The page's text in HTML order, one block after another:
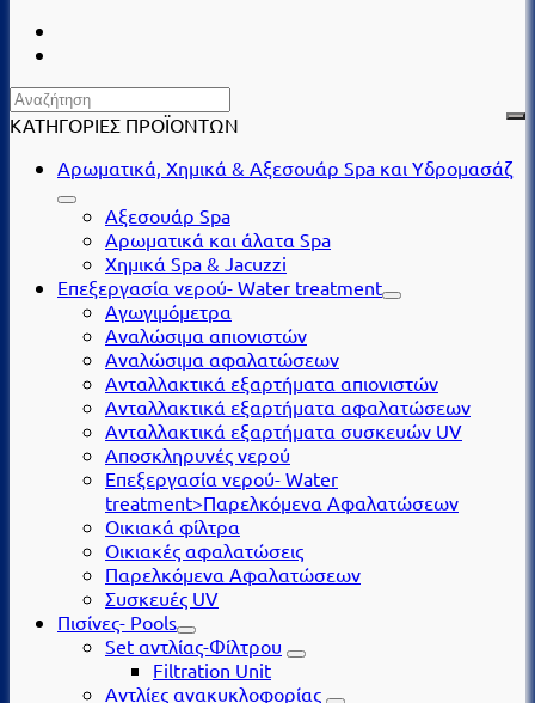
ΚΑΤΗΓΟΡΙΕΣ ΠΡΟΪΟΝΤΩΝ
Αρωματικά, Χημικά & Αξεσουάρ Spa και Υδρομασάζ
Αξεσουάρ Spa
Αρωματικά και άλατα Spa
Χημικά Spa & Jacuzzi
Επεξεργασία νερού- Water treatment
Αγωγιμόμετρα
Αναλώσιμα απιονιστών
Αναλώσιμα αφαλατώσεων
Ανταλλακτικά εξαρτήματα απιονιστών
Ανταλλακτικά εξαρτήματα αφαλατώσεων
Ανταλλακτικά εξαρτήματα συσκευών UV
Αποσκληρυνές νερού
Επεξεργασία νερού- Water
treatment>Παρελκόμενα Αφαλατώσεων
Οικιακά φίλτρα
Οικιακές αφαλατώσεις
Παρελκόμενα Αφαλατώσεων
Συσκευές UV
Πισίνες- Pools
Set αντλίας-Φίλτρου
Filtration Unit
Αντλίες ανακυκλοφορίας